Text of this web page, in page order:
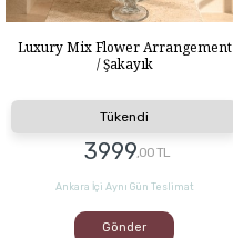
Luxury Mix Flower Arrangement
/ Şakayık
Tükendi
3999,00 TL
Ankara İçi Aynı Gün Teslimat
Gönder